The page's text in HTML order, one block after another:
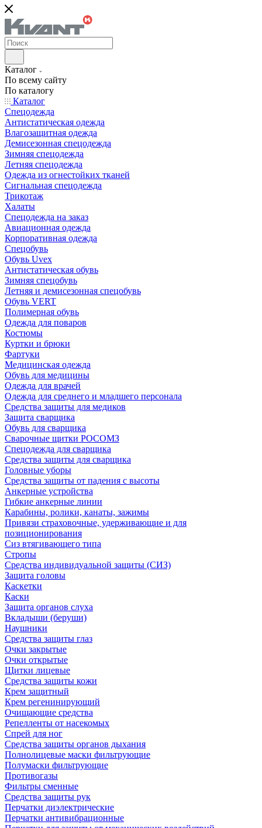
Каталог
По всему сайту
По каталогу
Каталог
Спецодежда
Антистатическая одежда
Влагозащитная одежда
Демисезонная спецодежда
Зимняя спецодежда
Летняя спецодежда
Одежда из огнестойких тканей
Сигнальная спецодежда
Трикотаж
Халаты
Спецодежда на заказ
Авиационная одежда
Корпоративная одежда
Спецобувь
Обувь Uvex
Антистатическая обувь
Зимняя спецобувь
Летняя и демисезонная спецобувь
Обувь VERT
Полимерная обувь
Одежда для поваров
Костюмы
Куртки и брюки
Фартуки
Медицинская одежда
Обувь для медицины
Одежда для врачей
Одежда для среднего и младшего персонала
Средства защиты для медиков
Защита сварщика
Обувь для сварщика
Сварочные щитки РОСОМЗ
Спецодежда для сварщика
Средства защиты для сварщика
Головные уборы
Средства защиты от падения с высоты
Анкерные устройства
Гибкие анкерные линии
Карабины, ролики, канаты, зажимы
Привязи страховочные, удерживающие и для
позиционирования
Сиз втягивающего типа
Стропы
Средства индивидуальной защиты (СИЗ)
Защита головы
Каскетки
Каски
Защита органов слуха
Вкладыши (беруши)
Наушники
Средства защиты глаз
Очки закрытые
Очки открытые
Щитки лицевые
Средства защиты кожи
Крем защитный
Крем регенинирующий
Очищающие средства
Репелленты от насекомых
Спрей для ног
Средства защиты органов дыхания
Полнолицевые маски фильтрующие
Полумаски фильтрующие
Противогазы
Фильтры сменные
Средства защиты рук
Перчатки диэлектрические
Перчатки антивибрационные